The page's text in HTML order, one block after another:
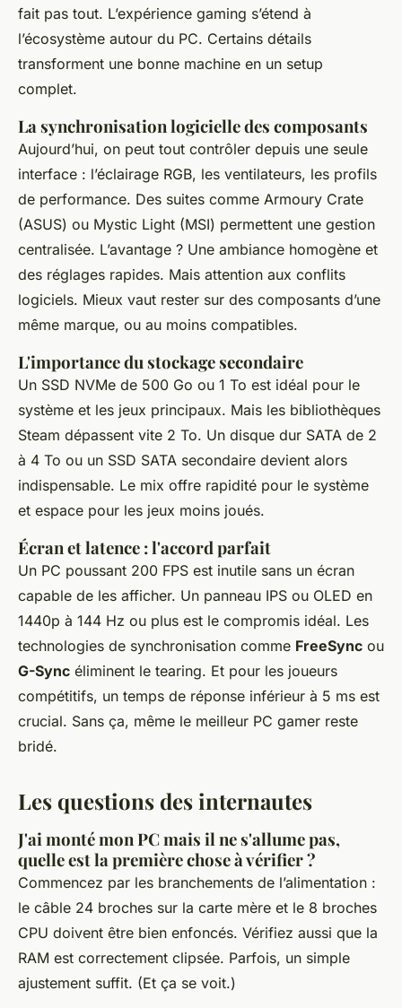
fait pas tout. L’expérience gaming s’étend à
l’écosystème autour du PC. Certains détails
transforment une bonne machine en un setup
complet.
La synchronisation logicielle des composants
Aujourd’hui, on peut tout contrôler depuis une seule
interface : l’éclairage RGB, les ventilateurs, les profils
de performance. Des suites comme Armoury Crate
(ASUS) ou Mystic Light (MSI) permettent une gestion
centralisée. L’avantage ? Une ambiance homogène et
des réglages rapides. Mais attention aux conflits
logiciels. Mieux vaut rester sur des composants d’une
même marque, ou au moins compatibles.
L'importance du stockage secondaire
Un SSD NVMe de 500 Go ou 1 To est idéal pour le
système et les jeux principaux. Mais les bibliothèques
Steam dépassent vite 2 To. Un disque dur SATA de 2
à 4 To ou un SSD SATA secondaire devient alors
indispensable. Le mix offre rapidité pour le système
et espace pour les jeux moins joués.
Écran et latence : l'accord parfait
Un PC poussant 200 FPS est inutile sans un écran
capable de les afficher. Un panneau IPS ou OLED en
1440p à 144 Hz ou plus est le compromis idéal. Les
technologies de synchronisation comme FreeSync ou
G-Sync éliminent le tearing. Et pour les joueurs
compétitifs, un temps de réponse inférieur à 5 ms est
crucial. Sans ça, même le meilleur PC gamer reste
bridé.
Les questions des internautes
J'ai monté mon PC mais il ne s'allume pas,
quelle est la première chose à vérifier ?
Commencez par les branchements de l’alimentation :
le câble 24 broches sur la carte mère et le 8 broches
CPU doivent être bien enfoncés. Vérifiez aussi que la
RAM est correctement clipsée. Parfois, un simple
ajustement suffit. (Et ça se voit.)